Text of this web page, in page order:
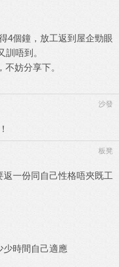
4個鐘，放工返到屋企勁眼
唔到。
妨分享下。
沙發
板凳
一份同自己性格唔夾既工
少時間自己適應